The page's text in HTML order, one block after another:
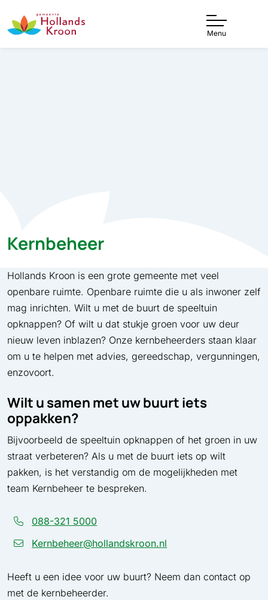
Menu
Kernbeheer
Hollands Kroon is een grote gemeente met veel
openbare ruimte. Openbare ruimte die u als inwoner zelf
mag inrichten. Wilt u met de buurt de speeltuin
opknappen? Of wilt u dat stukje groen voor uw deur
nieuw leven inblazen? Onze kernbeheerders staan klaar
om u te helpen met advies, gereedschap, vergunningen,
enzovoort.
Wilt u samen met uw buurt iets
oppakken?
Bijvoorbeeld de speeltuin opknappen of het groen in uw
straat verbeteren? Als u met de buurt iets op wilt
pakken, is het verstandig om de mogelijkheden met
team Kernbeheer te bespreken.
088-321 5000
Kernbeheer@hollandskroon.nl
Heeft u een idee voor uw buurt? Neem dan contact op
met de kernbeheerder.